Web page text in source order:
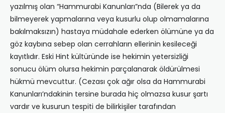
yazılmış olan “Hammurabi Kanunları”nda (Bilerek ya da
bilmeyerek yapmalarına veya kusurlu olup olmamalarına
bakılmaksızın) hastaya müdahale ederken ölümüne ya da
göz kaybına sebep olan cerrahların ellerinin kesileceği
kayıtlıdır. Eski Hint kültüründe ise hekimin yetersizliği
sonucu ölüm olursa hekimin parçalanarak öldürülmesi
hükmü mevcuttur. (Cezası çok ağır olsa da Hammurabi
Kanunları’ndakinin tersine burada hiç olmazsa kusur şartı
vardır ve kusurun tespiti de bilirkişiler tarafından